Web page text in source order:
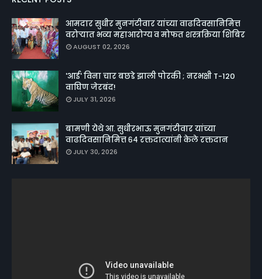
आमदार सुधीर मुनगंटीवार यांच्या वाढदिवसानिमित्त
वरोऱ्यात भव्य महाआरोग्य व मोफत शस्त्रक्रिया शिबिर
AUGUST 02, 2026
'आई' विना चार बछडे झाली पोरकी ; नरभक्षी T-120
वाघिण जेरबंद!
JULY 31, 2026
बामणी येथे आ. सुधीरभाऊ मुनगंटीवार यांच्या
वाढदिवसानिमित्त ६४ रक्तदात्यांनी केले रक्तदान
JULY 30, 2026